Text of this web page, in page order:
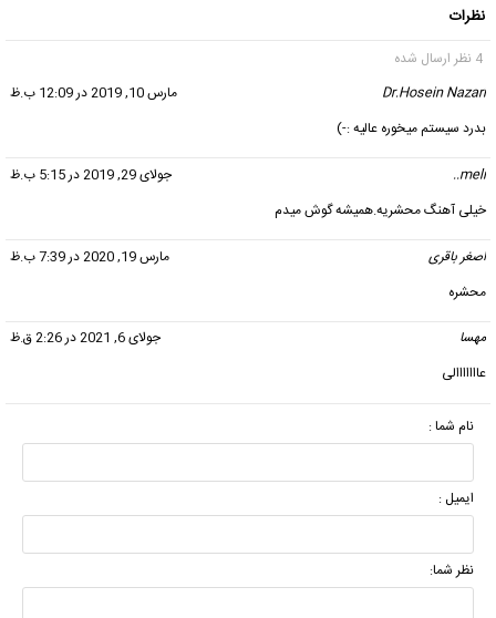
نظرات
4 نظر ارسال شده
Dr.Hosein Nazari
مارس 10, 2019 در 12:09 ب.ظ
بدرد سیستم میخوره عالیه :-)
meli..
جولای 29, 2019 در 5:15 ب.ظ
خیلی آهنگ محشریه.همیشه گوش میدم
اصغر باقری
مارس 19, 2020 در 7:39 ب.ظ
محشره
مهسا
جولای 6, 2021 در 2:26 ق.ظ
عااااااالی
نام شما :
ایمیل :
نظر شما: